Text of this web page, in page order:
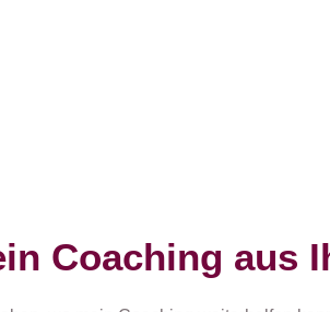
Coaching aus